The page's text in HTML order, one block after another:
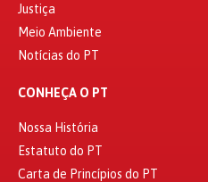
Justiça
Meio Ambiente
Notícias do PT
CONHEÇA O PT
Nossa História
Estatuto do PT
Carta de Princípios do PT